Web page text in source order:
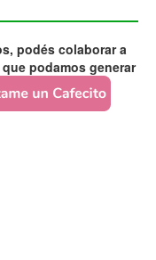
podés colaborar a
podamos generar